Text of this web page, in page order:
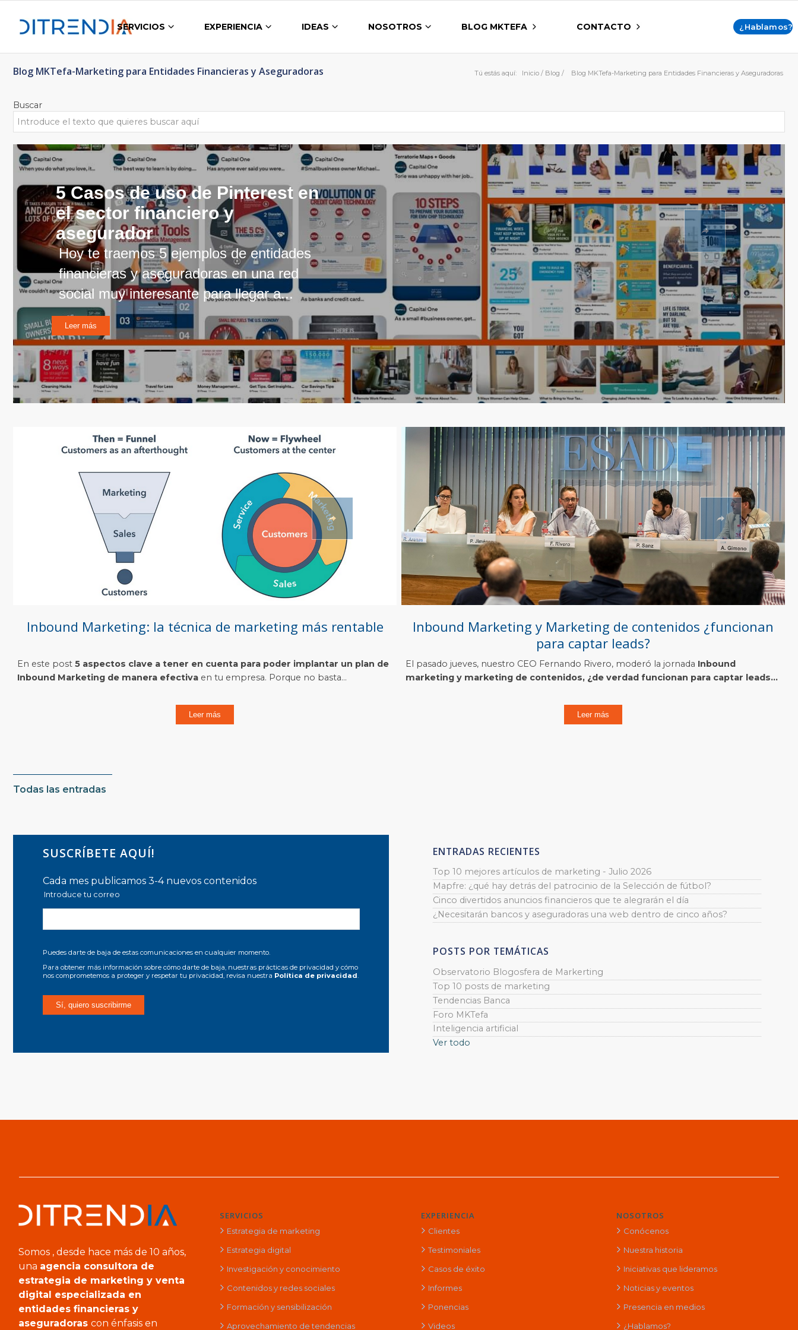
SERVICIOS EXPERIENCIA IDEAS NOSOTROS BLOG MKTEFA CONTACTO ¿Hablamos?
Blog MKTefa-Marketing para Entidades Financieras y Aseguradoras Tú estás aquí: Inicio / Blog / Blog MKTefa-Marketing para Entidades Financieras y Aseguradoras
Buscar
5 Casos de uso de Pinterest en
el sector financiero y
asegurador
Hoy te traemos 5 ejemplos de entidades
financieras y aseguradoras en una red
social muy interesante para llegar a...
Leer más
Inbound Marketing: la técnica de marketing más rentable
En este post5 aspectos clave a tener en cuenta para poder implantar un plan de
Inbound Marketing de manera efectiva en tu empresa. Porque no basta...
Leer más
Inbound Marketing y Marketing de contenidos ¿funcionan
para captar leads?
El pasado jueves, nuestro CEO Fernando Rivero, moderó la jornada Inbound
marketing y marketing de contenidos, ¿de verdad funcionan para captar leads...
Leer más
Todas las entradas
SUSCRÍBETE AQUÍ!
Cada mes publicamos 3-4 nuevos contenidos
Introduce tu correo
Puedes darte de baja de estas comunicaciones en cualquier momento.
Para obtener más información sobre cómo darte de baja, nuestras prácticas de privacidad y cómo
nos comprometemos a proteger y respetar tu privacidad, revisa nuestra Política de privacidad.
ENTRADAS RECIENTES
Top 10 mejores artículos de marketing - Julio 2026
Mapfre: ¿qué hay detrás del patrocinio de la Selección de fútbol?
Cinco divertidos anuncios financieros que te alegrarán el día
¿Necesitarán bancos y aseguradoras una web dentro de cinco años?
POSTS POR TEMÁTICAS
Observatorio Blogosfera de Markerting
Top 10 posts de marketing
Tendencias Banca
Foro MKTefa
Inteligencia artificial
Ver todo
Somos , desde hace más de 10 años,
una agencia consultora de
estrategia de marketing y venta
digital especializada en
entidades financieras y
aseguradorascon énfasis en
SERVICIOS
Estrategia de marketing
Estrategia digital
Investigación y conocimiento
Contenidos y redes sociales
Formación y sensibilización
Aprovechamiento de tendencias
EXPERIENCIA
Clientes
Testimoniales
Casos de éxito
Informes
Ponencias
Videos
NOSOTROS
Conócenos
Nuestra historia
Iniciativas que lideramos
Noticias y eventos
Presencia en medios
¿Hablamos?